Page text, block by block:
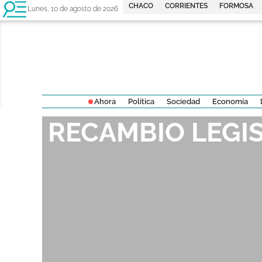
Lunes, 10 de agosto de 2026 CHACO CORRIENTES FORMOSA
Ahora Política Sociedad Economía
RECAMBIO